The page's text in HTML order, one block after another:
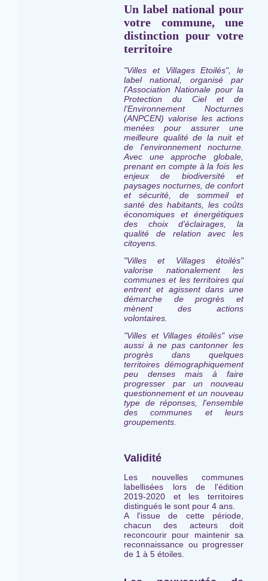
Un label national pour
votre commune, une
distinction pour votre
territoire
"Villes et Villages Etoilés", le
label national, organisé par
l'Association Nationale pour la
Protection du Ciel et de
l'Environnement Nocturnes
(ANPCEN) valorise les actions
menées pour assurer une
meilleure qualité de la nuit et
de l'environnement nocturne.
Avec une approche globale,
prenant en compte à la fois les
enjeux de biodiversité et
paysages nocturnes, de confort
et sécurité, de sommeil et
santé des habitants, les coûts
économiques et énergétiques
des choix d'éclairages, la
qualité de relation avec les
citoyens.
"Villes et Villages étoilés"
valorise nationalement les
communes et les territoires qui
entrent et agissent dans une
démarche de progrès et
mènent des actions
volontaires.
"Villes et Villages étoilés" vise
aussi à ne pas cantonner les
progrès dans quelques
territoires démographiquement
peu denses mais à faire
progresser par un nouveau
questionnement et un nouveau
type de réponses, l'ensemble
des communes et leurs
groupements.
Validité
Les nouvelles communes
labellisées lors de l'édition
2019-2020 et les territoires
distingués le sont pour 4 ans.
A l'issue de cette période,
chacun des acteurs doit
reconcourir pour maintenir sa
reconnaissance ou progresser
de 1 à 5 étoiles.